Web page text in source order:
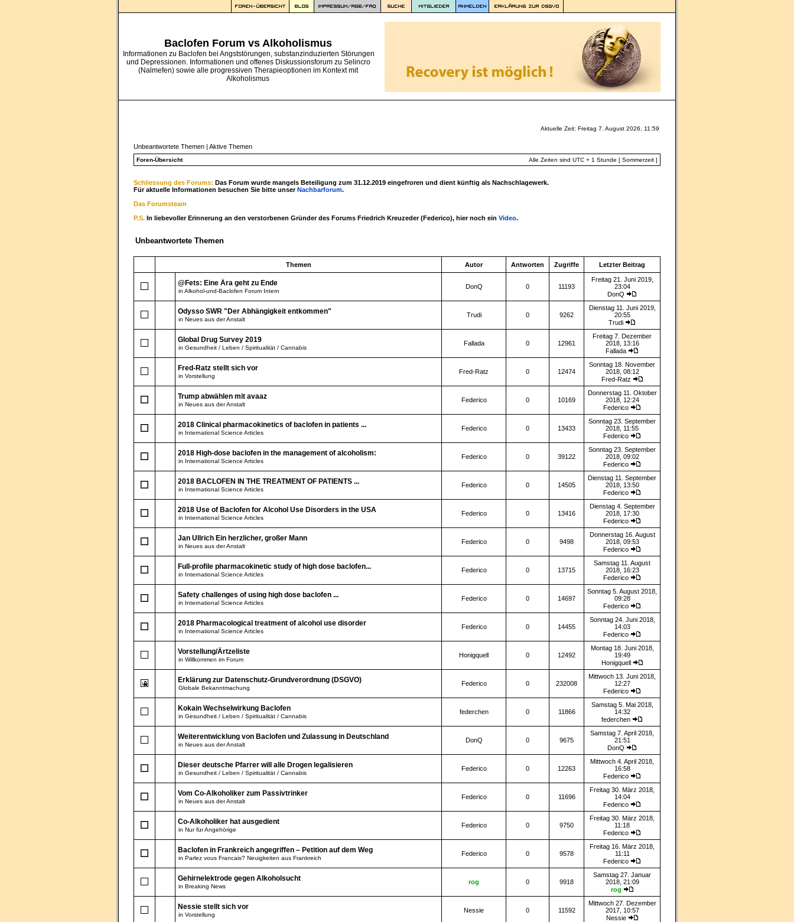
Baclofen Forum vs Alkoholismus
Informationen zu Baclofen bei Angststörungen, substanzinduzierten Störungen
und Depressionen. Informationen und offenes Diskussionsforum zu Selincro
(Nalmefen) sowie alle progressiven Therapieoptionen im Kontext mit
Alkoholismus
Aktuelle Zeit: Freitag 7. August 2026, 11:59
Unbeantwortete Themen | Aktive Themen
Foren-Übersicht Alle Zeiten sind UTC + 1 Stunde [ Sommerzeit ]
Schliessung des Forums: Das Forum wurde mangels Beteiligung zum 31.12.2019 eingefroren und dient künftig als Nachschlagewerk.
Für aktuelle Informationen besuchen Sie bitte unserNachbarforum.
Das Forumsteam
P.S. In liebevoller Erinnerung an den verstorbenen Gründer des Forums Friedrich Kreuzeder (Federico), hier noch ein Video.
Unbeantwortete Themen
Themen Autor Antworten Zugriffe Letzter Beitrag
@Fets: Eine Ära geht zu Ende
in Alkohol-und-Baclofen Forum Intern
DonQ 0 11193
Freitag 21. Juni 2019,
23:04
DonQ
Odysso SWR "Der Abhängigkeit entkommen"
in Neues aus der Anstalt
Trudi 0 9262
Dienstag 11. Juni 2019,
20:55
Trudi
Global Drug Survey 2019
in Gesundheit / Leben / Spiritualität / Cannabis
Fallada 0 12961
Freitag 7. Dezember
2018, 13:16
Fallada
Fred-Ratz stellt sich vor
in Vorstellung
Fred-Ratz 0 12474
Sonntag 18. November
2018, 08:12
Fred-Ratz
Trump abwählen mit avaaz
in Neues aus der Anstalt
Federico 0 10169
Donnerstag 11. Oktober
2018, 12:24
Federico
2018 Clinical pharmacokinetics of baclofen in patients ...
in International Science Articles
Federico 0 13433
Sonntag 23. September
2018, 11:55
Federico
2018 High-dose baclofen in the management of alcoholism:
in International Science Articles
Federico 0 39122
Sonntag 23. September
2018, 09:02
Federico
2018 BACLOFEN IN THE TREATMENT OF PATIENTS ...
in International Science Articles
Federico 0 14505
Dienstag 11. September
2018, 13:50
Federico
2018 Use of Baclofen for Alcohol Use Disorders in the USA
in International Science Articles
Federico 0 13416
Dienstag 4. September
2018, 17:30
Federico
Jan Ullrich Ein herzlicher, großer Mann
in Neues aus der Anstalt
Federico 0 9498
Donnerstag 16. August
2018, 09:53
Federico
Full-profile pharmacokinetic study of high dose baclofen...
in International Science Articles
Federico 0 13715
Samstag 11. August
2018, 16:23
Federico
Safety challenges of using high dose baclofen ...
in International Science Articles
Federico 0 14697
Sonntag 5. August 2018,
09:28
Federico
2018 Pharmacological treatment of alcohol use disorder
in International Science Articles
Federico 0 14455
Sonntag 24. Juni 2018,
14:03
Federico
Vorstellung/Ärtzeliste
in Willkommen im Forum
Honigquell 0 12492
Montag 18. Juni 2018,
19:49
Honigquell
Erklärung zur Datenschutz-Grundverordnung (DSGVO)
Globale Bekanntmachung
Federico 0 232008
Mittwoch 13. Juni 2018,
12:27
Federico
Kokain Wechselwirkung Baclofen
in Gesundheit / Leben / Spiritualität / Cannabis
federchen 0 11866
Samstag 5. Mai 2018,
14:32
federchen
Weiterentwicklung von Baclofen und Zulassung in Deutschland
in Neues aus der Anstalt
DonQ 0 9675
Samstag 7. April 2018,
21:51
DonQ
Dieser deutsche Pfarrer will alle Drogen legalisieren
in Gesundheit / Leben / Spiritualität / Cannabis
Federico 0 12263
Mittwoch 4. April 2018,
16:58
Federico
Vom Co-Alkoholiker zum Passivtrinker
in Neues aus der Anstalt
Federico 0 11696
Freitag 30. März 2018,
14:04
Federico
Co-Alkoholiker hat ausgedient
in Nur für Angehörige
Federico 0 9750
Freitag 30. März 2018,
11:18
Federico
Baclofen in Frankreich angegriffen – Petition auf dem Weg
in Parlez vous Francais? Neuigkeiten aus Frankreich
Federico 0 9578
Freitag 16. März 2018,
11:11
Federico
Gehirnelektrode gegen Alkoholsucht
in Breaking News
rog 0 9918
Samstag 27. Januar
2018, 21:09
rog
Nessie stellt sich vor
in Vorstellung
Nessie 0 11592
Mittwoch 27. Dezember
2017, 10:57
Nessie